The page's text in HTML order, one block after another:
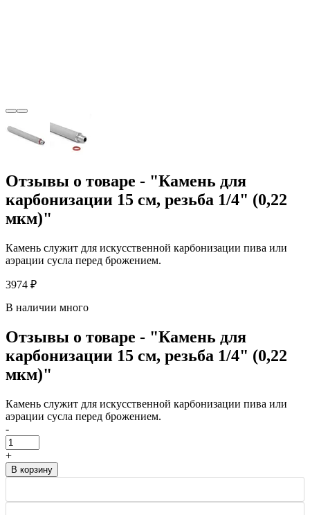
Отзывы о товаре - "Камень для
карбонизации 15 см, резьба 1/4" (0,22
мкм)"
Камень служит для искусственной карбонизации пива или
аэрации сусла перед брожением.
3974 ₽
В наличии много
Отзывы о товаре - "Камень для
карбонизации 15 см, резьба 1/4" (0,22
мкм)"
Камень служит для искусственной карбонизации пива или
аэрации сусла перед брожением.
-
+